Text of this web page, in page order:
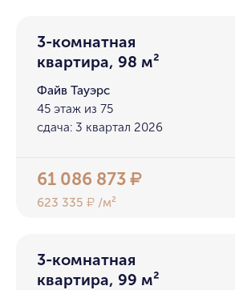
3-комнатная
квартира, 98 м²
Файв Тауэрс
45 этаж из 75
сдача: 3 квартал 2026
61 086 873₽
623 335₽ /м²
3-комнатная
квартира, 99 м²